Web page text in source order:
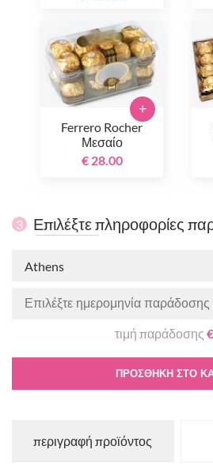
Ferrero Rocher
Μεσαίο
€ 28.00
+
3 Επιλέξτε πληροφορίες
Athens
τιμή παράδοσης
ΠΡΟΣΘΉΚΗ ΣΤΟ
περιγραφή προϊόντος